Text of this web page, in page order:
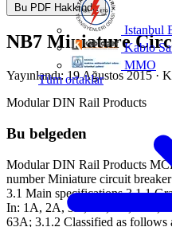
Istanbul
Kablo
MMO
Tüm ortaklar
Bu PDF Hakkında
NB7 Miniature
Yayınlandı: 19 Ağustos 2015·
Modular DIN Rail Products
Bu belgeden
Modular DIN Rail Products
number Miniature circuit
3.1 Main specifications 3.1.1
In: 1A, 2A, 3A, 4A, 6A, 10A,
63A; 3.1.2 Classified as follows